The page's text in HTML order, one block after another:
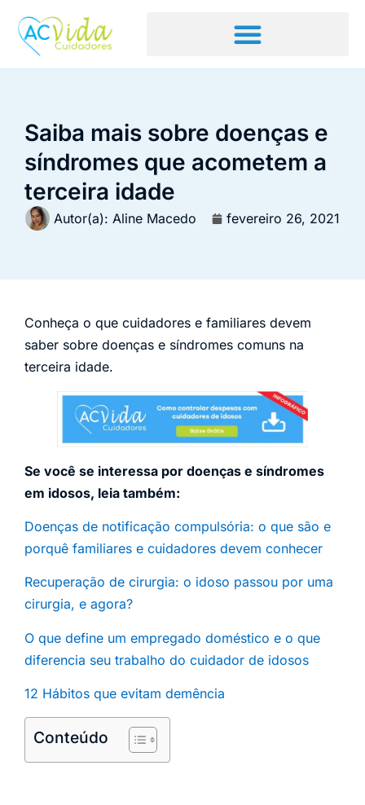
Saiba mais sobre doenças e
síndromes que acometem a
terceira idade
Autor(a): Aline Macedo fevereiro 26, 2021
Conheça o que cuidadores e familiares devem
saber sobre doenças e síndromes comuns na
terceira idade.
Se você se interessa por doenças e síndromes
em idosos, leia também:
Doenças de notificação compulsória: o que são e
porquê familiares e cuidadores devem conhecer
Recuperação de cirurgia: o idoso passou por uma
cirurgia, e agora?
O que define um empregado doméstico e o que
diferencia seu trabalho do cuidador de idosos
12 Hábitos que evitam demência
Conteúdo